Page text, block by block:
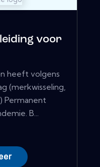
voor
heeft volgens
(merkwisseling,
Permanent
B...